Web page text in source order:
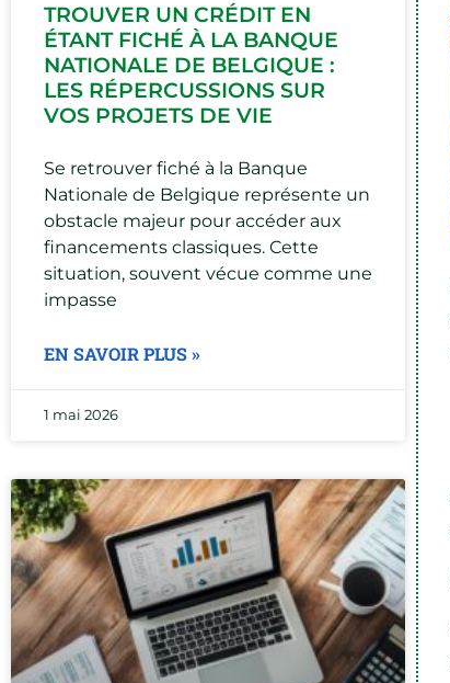
TROUVER UN CRÉDIT EN
ÉTANT FICHÉ À LA BANQUE
NATIONALE DE BELGIQUE :
LES RÉPERCUSSIONS SUR
VOS PROJETS DE VIE
Se retrouver fiché à la Banque
Nationale de Belgique représente un
obstacle majeur pour accéder aux
financements classiques. Cette
situation, souvent vécue comme une
impasse
EN SAVOIR PLUS »
1 mai 2026